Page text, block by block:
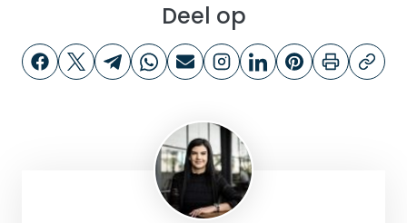
Deel op